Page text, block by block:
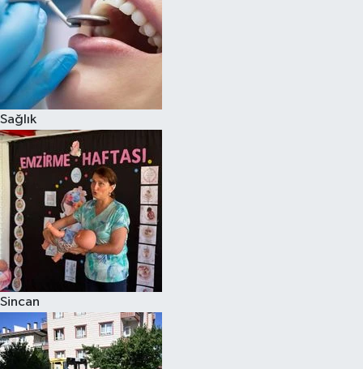
Sağlık
Sincan